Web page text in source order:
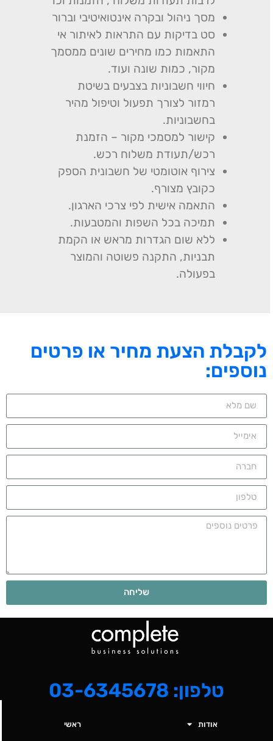
מסך ניהול ובקרה אינטואיטיבי וברור
סט בדיקות עם התראות לאיתור אי
התאמות כמו מחירים שונים ממסמך
מקור, כמות שונה ועוד.
חיווי חשבוניות בצבעים בשיטת
רמזור לצורך תפעול וטיפול מהיר
בחשבוניות.
קישור למסמכי מקור – הזמנת
רכש/תעודת משלוח רכש.
צירוף אוטומטי של חשבונית הספק
כקובץ מצורף.
התאמה אישית לפי צרכי הארגון.
תמיכה בכל השפות והמטבעות.
ללא שום הגדרות מראש או הקמת
תבניות, התקנה פשוטה והמוצר
בפעולה.
לקבלת הצעת מחיר או פרטים
נוספים:
שליחה
אודות ראשי
טלפון: 03-6345678